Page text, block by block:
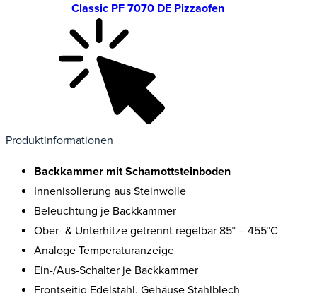
Classic PF 7070 DE Pizzaofen
Produktinformationen
Backkammer mit Schamottsteinboden
Innenisolierung aus Steinwolle
Beleuchtung je Backkammer
Ober- & Unterhitze getrennt regelbar 85° – 455°C
Analoge Temperaturanzeige
Ein-/Aus-Schalter je Backkammer
Frontseitig Edelstahl, Gehäuse Stahlblech